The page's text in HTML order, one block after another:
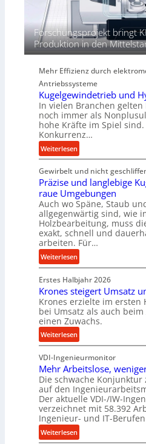
i
e
P
r
f
o
r
m
a
n
c
b
e
i
m
D
r
ü
c
k
p
r
o
z
e
s
Forschungsprojekt bringt
Produktion in den
Mehr Effizienz durch
Antriebssysteme
Kugelgewindetrieb und
In vielen Branchen gelten
noch immer als
hohe Kräfte im Spiel
Konkurrenz…
Weiterlesen:
K
u
g
e
l
g
e
w
i
n
e
t
r
i
b
u
n
d
H
y
d
r
a
Gewirbelt und nicht
Präzise und langlebige
raue Umgebungen
Auch wo Späne, Staub
allgegenwärtig sind, wie
Holzbearbeitung, muss
exakt, schnell und
arbeiten. Für…
Weiterlesen:
P
r
ä
z
i
s
e
u
n
d
l
a
n
g
e
Erstes Halbjahr 2026
Krones steigert Umsatz
Krones erzielte im ersten
bei Umsatz als auch
einen Zuwachs.
Weiterlesen:
K
r
o
n
e
s
s
t
e
VDI-Ingenieurmonitor
Mehr Arbeitslose,
Die schwache
auf den
Der aktuelle VDI-/IW-
verzeichnet mit 58.392
Ingenieur- und IT-
Weiterlesen: